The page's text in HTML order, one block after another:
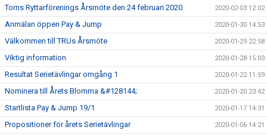
Torns Ryttarförenings Årsmöte den 24 februari 2020 2020-02-03 12:02
Anmälan öppen Pay & Jump 2020-01-30 14:53
Välkommen till TRUs Årsmöte 2020-01-29 22:58
Viktig information 2020-01-28 15:03
Resultat Serietävlingar omgång 1 2020-01-22 11:59
Nominera till Årets Blomma &#128144; 2020-01-20 23:42
Startlista Pay & Jump 19/1 2020-01-17 14:31
Propositioner för årets Serietävlingar 2020-01-06 14:21